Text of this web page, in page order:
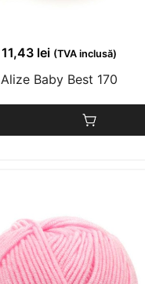
11,43 lei (TVA inclusă)
Alize Baby Best 170